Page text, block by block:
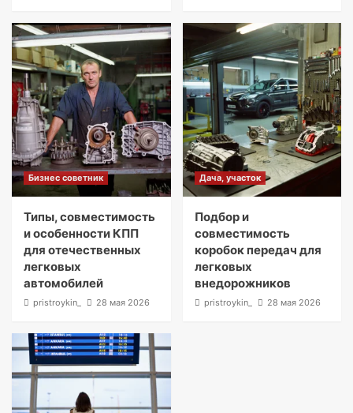
Бизнес советник
Типы, совместимость
и особенности КПП
для отечественных
легковых
автомобилей
pristroykin_ 28 мая 2026
Дача, участок
Подбор и
совместимость
коробок передач для
легковых
внедорожников
pristroykin_ 28 мая 2026